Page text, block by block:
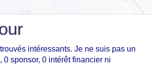
intéressants. Je ne suis pas un
0 sponsor, 0 intérêt financier ni